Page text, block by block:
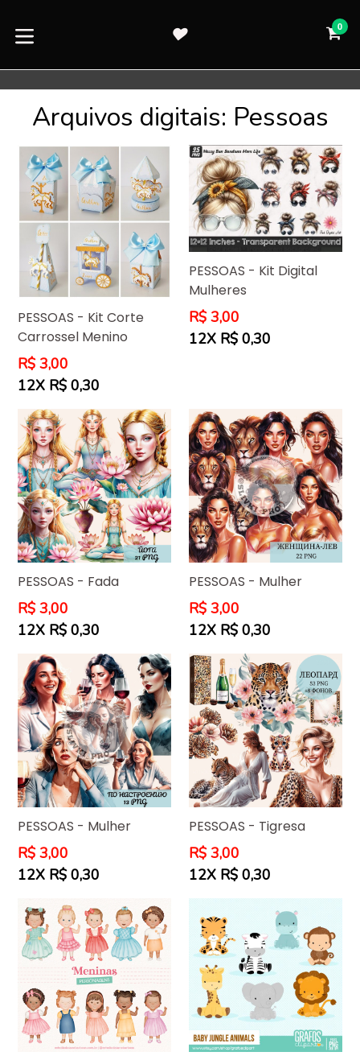
para
0
Arquivos digitais: Pessoas
PESSOAS - Kit Corte
Carrossel Menino
Preço
normal
R$ 3,00
12X R$ 0,30
PESSOAS - Kit Digital
Mulheres
Preço
normal
R$ 3,00
12X R$ 0,30
PESSOAS - Fada
Preço
normal
R$ 3,00
12X R$ 0,30
PESSOAS - Mulher
Preço
normal
R$ 3,00
12X R$ 0,30
PESSOAS - Mulher
Preço
normal
R$ 3,00
12X R$ 0,30
PESSOAS - Tigresa
Preço
normal
R$ 3,00
12X R$ 0,30